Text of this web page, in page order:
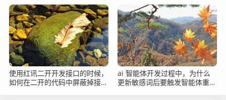
使用红讯二开开发接口的时候，
如何在二开的代码中屏蔽掉接口
ai 智能体开发过程中，为什么
更新敏感词后要触发智能体重注